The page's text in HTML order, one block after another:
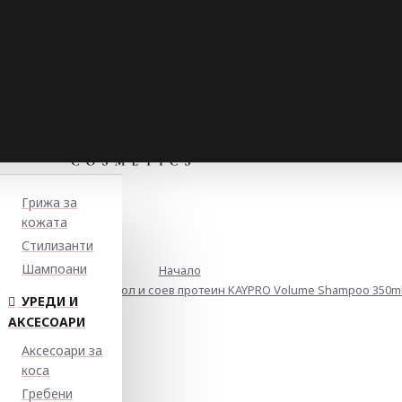
Грижа за
кожата
Стилизанти
Шампоани
УРЕДИ И
АКСЕСОАРИ
Аксесоари за
коса
Гребени
Начало
за обем с пантенол и соев протеин KAYPRO Volume Shampoo 350ml